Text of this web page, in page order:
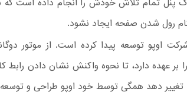
پنل تمام تلاش خودش را انجام داده است که
رول شدن صفحه ایجاد نشود.
اوپو توسعه پیدا کرده است. از موتور
عهده دارد،‌ تا نحوه واکنش نشان دادن رابط
دهد همگی توسط خود اوپو طراحی و توسعه